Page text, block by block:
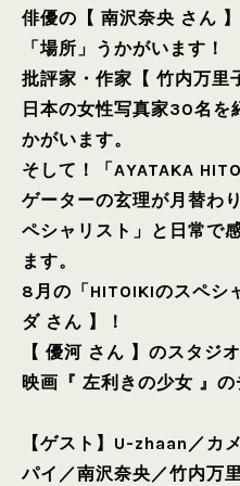
俳優の【 南沢奈央 さん
「場所」うかがいます！
批評家・作家【 竹内万里
日本の女性写真家30名を
かがいます。
そして！「AYATAKA
ゲーターの玄理が月替わ
ペシャリスト」と日常で
ます。
8月の「HITOIKIのスペシ
ダ さん 】！
【 優河 さん 】のスタジ
映画『 左利きの少女 』の
【ゲスト】 U-zhaan ／カ
パイ ／南沢奈央／竹内万